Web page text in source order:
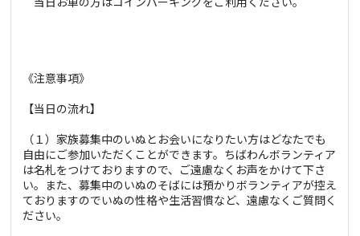
《注意事項》
【当日の流れ】
（１）家族募集中のいぬとお会いになりたい方はどなたでも
自由にご参加いただくことができます。ちばわんボランティア
は名札をつけておりますので、ご遠慮なくお声をかけて下さ
い。また、募集中のいぬのそばには預かりボランティアが控え
ておりますのでいぬの性格や生活習慣など、遠慮なくご質問く
ださい。